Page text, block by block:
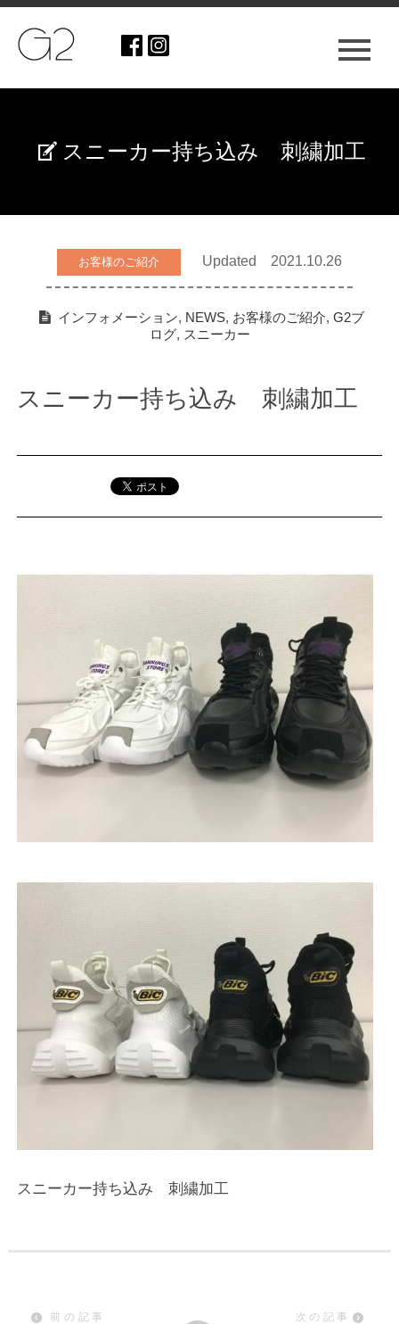
スニーカー持ち込み 刺繍加工
お客様のご紹介 Updated 2021.10.26
インフォメーション, NEWS, お客様のご紹介, G2ブ
ログ, スニーカー
スニーカー持ち込み 刺繍加工
スニーカー持ち込み 刺繍加工
前の記事 次の記事